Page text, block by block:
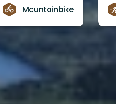
Mountainbike